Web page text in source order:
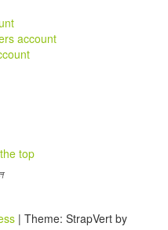
account
top
| Theme: StrapVert by